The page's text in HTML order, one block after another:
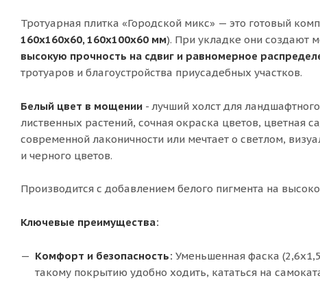
Тротуарная плитка «Городской микс» — это готовый
160х160х60, 160х100х60 мм). При укладке они создают
высокую прочность на сдвиг и равномерное
тротуаров и благоустройства приусадебных участков.
Белый цвет в мощении - лучший холст для
лиственных растений, сочная окраска цветов, цветная
современной лаконичности или мечтает о светлом,
и черного цветов.
Производится с добавлением белого пигмента на
Ключевые преимущества:
Комфорт и безопасность: Уменьшенная фаска
такому покрытию удобно ходить, кататься на